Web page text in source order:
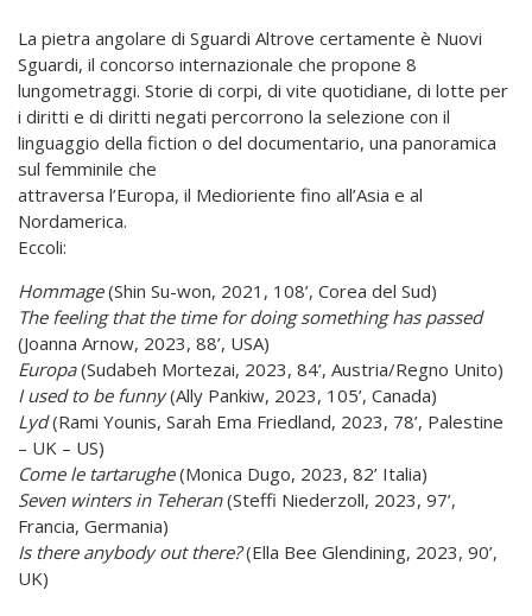
La pietra angolare di Sguardi Altrove certamente è Nuovi
Sguardi, il concorso internazionale che propone 8
lungometraggi. Storie di corpi, di vite quotidiane, di lotte per
i diritti e di diritti negati percorrono la selezione con il
linguaggio della fiction o del documentario, una panoramica
sul femminile che
attraversa l’Europa, il Medioriente fino all’Asia e al
Nordamerica.
Eccoli:
Hommage(Shin Su-won, 2021, 108’, Corea del Sud)
The feeling that the time for doing something has passed
(Joanna Arnow, 2023, 88’, USA)
Europa(Sudabeh Mortezai, 2023, 84’, Austria/Regno Unito)
I used to be funny(Ally Pankiw, 2023, 105’, Canada)
Lyd(Rami Younis, Sarah Ema Friedland, 2023, 78’, Palestine
– UK – US)
Come le tartarughe(Monica Dugo, 2023, 82’ Italia)
Seven winters in Teheran(Steffi Niederzoll, 2023, 97’,
Francia, Germania)
Is there anybody out there?(Ella Bee Glendining, 2023, 90’,
UK)